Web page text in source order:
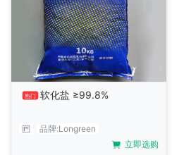
热门 软化盐 ≥99.8%
品牌:Longreen
立即选购